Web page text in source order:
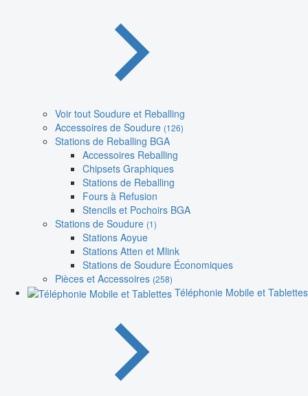
Voir tout Soudure et Reballing
Accessoires de Soudure (126)
Stations de Reballing BGA
Accessoires Reballing
Chipsets Graphiques
Stations de Reballing
Fours à Refusion
Stencils et Pochoirs BGA
Stations de Soudure (1)
Stations Aoyue
Stations Atten et Mlink
Stations de Soudure Économiques
Pièces et Accessoires (258)
Téléphonie Mobile et Tablettes